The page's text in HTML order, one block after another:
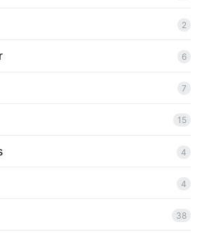
2
6
7
15
4
4
38